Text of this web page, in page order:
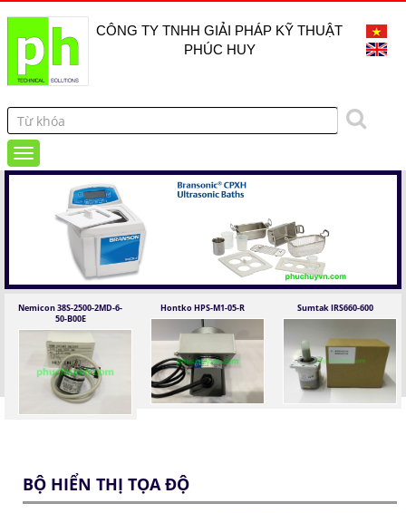
CÔNG TY TNHH GIẢI PHÁP KỸ THUẬT
PHÚC HUY
Nemicon 38S-2500-2MD-6-
50-B00E
Hontko HPS-M1-05-R Sumtak IRS660-600
BỘ HIỂN THỊ TỌA ĐỘ